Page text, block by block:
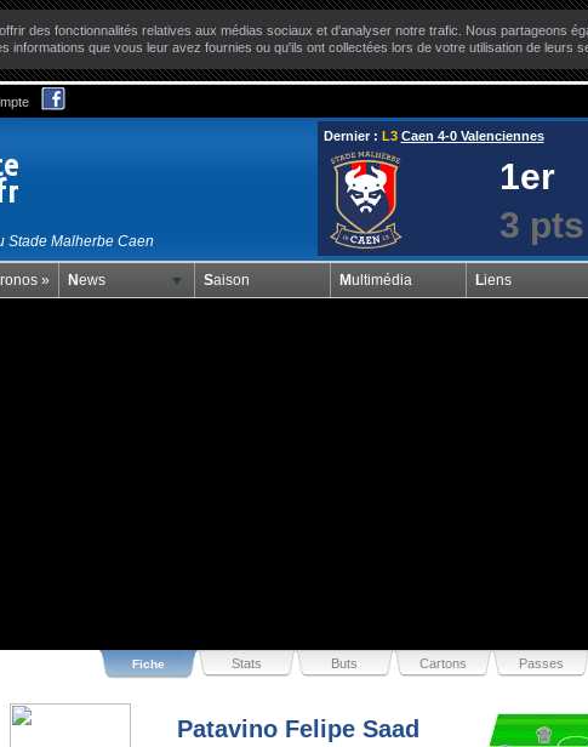
des fonctionnalités relatives aux médias sociaux et d'analyser notre trafic. Nous partageons
que vous leur avez fournies ou qu'ils ont collectées lors de votre utilisation de leurs
Stade Malherbe Caen
Dernier : L3 Caen 4-0 Valenciennes
1er
3 pts
» News Saison Multimédia Liens
Fiche Stats Buts Cartons Passes
Patavino Felipe Saad